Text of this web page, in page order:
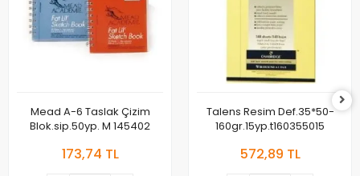
Mead A-6 Taslak Çizim
Blok.sip.50yp. M 145402
173,74 TL
Talens Resim Def.35*50-
160gr.15yp.t160355015
572,89 TL